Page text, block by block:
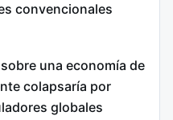
convencionales
una economía de
colapsaría por
globales